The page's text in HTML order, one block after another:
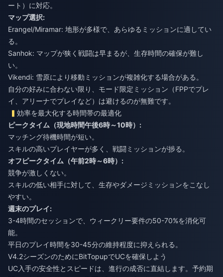
ート）に対応。
マップ選択:
Erangel/Miramar: 地形が多様で、あらゆるミッションに適してい
る。
Sanhok: マップが狭く戦闘は早まるが、生存時間の確保が難し
い。
Vikendi: 雪原により移動ミッションが複雑化する場合がある。
自分の好みに合わない限り、モード限定ミッション（FPPでプレ
イ、アリーナでプレイなど）は避けるのが無難です。
効率を最大化する時間帯の最適化
ピークタイム（現地時間午後6時～10時）:
マッチング待機時間が短い。
スキルの高いプレイヤーが多く、戦闘ミッションが捗る。
オフピークタイム（午前2時～6時）:
競争が激しくない。
スキルの低い相手に対して、生存やダメージミッションをこなし
やすい。
週末のプレイ:
3-4時間のセッションで、ウィークリー要件の50-70%を消化可
能。
平日のプレイ時間を30-45分の維持程度に抑えられる。
V4.2シーズンのためにBitTopupでUCを確保しよう
UC入手の安全性とスピードは、進行の成否に直結します。予約期